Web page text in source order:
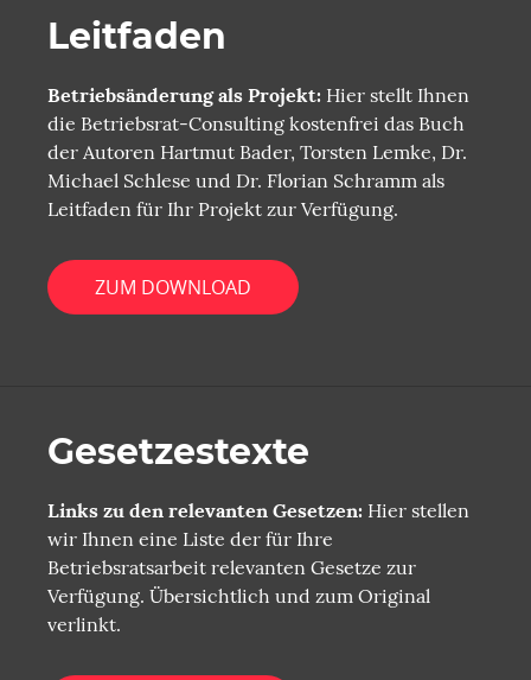
Leitfaden
Betriebsänderung als Projekt: Hier stellt Ihnen
die Betriebsrat-Consulting kostenfrei das Buch
der Autoren Hartmut Bader, Torsten Lemke, Dr.
Michael Schlese und Dr. Florian Schramm als
Leitfaden für Ihr Projekt zur Verfügung.
ZUM DOWNLOAD
Gesetzestexte
Links zu den relevanten Gesetzen: Hier stellen
wir Ihnen eine Liste der für Ihre
Betriebsratsarbeit relevanten Gesetze zur
Verfügung. Übersichtlich und zum Original
verlinkt.